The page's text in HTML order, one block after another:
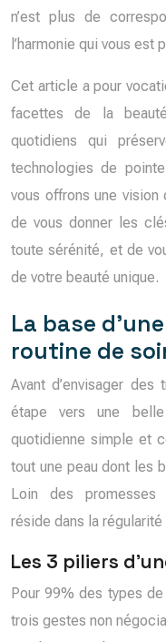
n’est plus de
l’harmonie qui vous est
Cet article a pour
facettes de la
quotidiens qui
technologies de
vous offrons une vision
de vous donner les
toute sérénité, et de
de votre beauté unique.
La base
routine de
Avant d’envisager
étape vers une
quotidienne simple et
tout une peau dont les
Loin des promesses
réside dans la
Les 3 piliers
Pour 99% des types
trois gestes non